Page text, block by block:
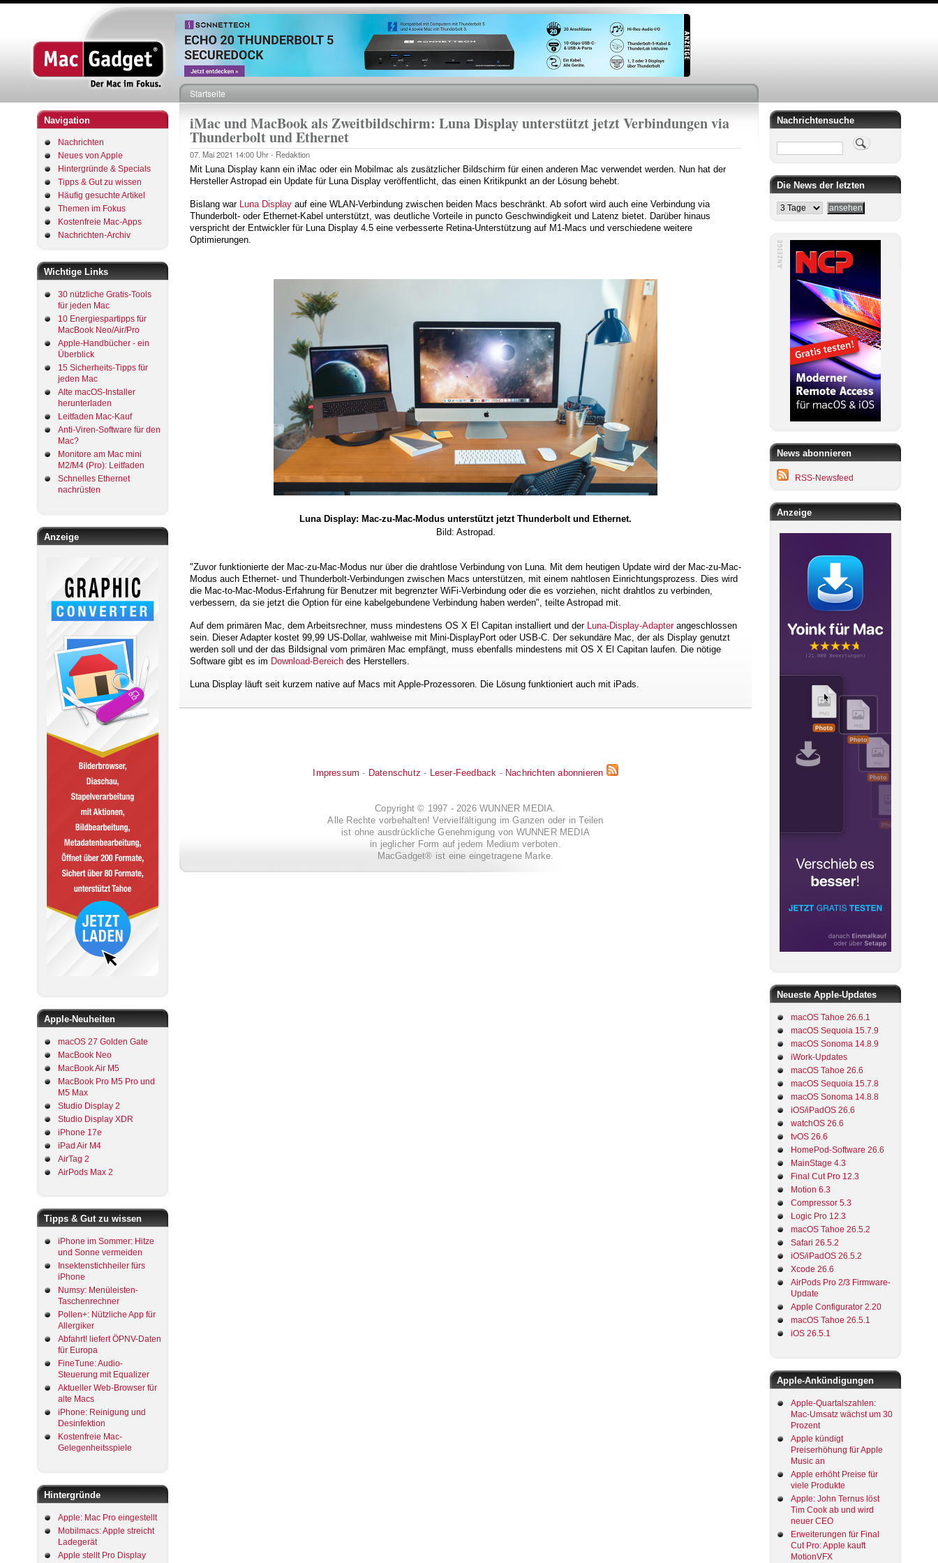
Direkt
zum
Inhalt
Navigation
Nachrichten
Neues von Apple
Hintergründe & Specials
Tipps & Gut zu wissen
Häufig gesuchte Artikel
Themen im Fokus
Kostenfreie Mac-Apps
Nachrichten-Archiv
Wichtige Links
30 nützliche Gratis-Tools
für jeden Mac
10 Energiespartipps für
MacBook Neo/Air/Pro
Apple-Handbücher - ein
Überblick
15 Sicherheits-Tipps für
jeden Mac
Alte macOS-Installer
herunterladen
Leitfaden Mac-Kauf
Anti-Viren-Software für den
Mac?
Monitore am Mac mini
M2/M4 (Pro): Leitfaden
Schnelles Ethernet
nachrüsten
Anzeige
Apple-Neuheiten
macOS 27 Golden Gate
MacBook Neo
MacBook Air M5
MacBook Pro M5 Pro und
M5 Max
Studio Display 2
Studio Display XDR
iPhone 17e
iPad Air M4
AirTag 2
AirPods Max 2
Tipps & Gut zu wissen
iPhone im Sommer: Hitze
und Sonne vermeiden
Insektenstichheiler fürs
iPhone
Numsy: Menüleisten-
Taschenrechner
Pollen+: Nützliche App für
Allergiker
Abfahrt! liefert ÖPNV-Daten
für Europa
FineTune: Audio-
Steuerung mit Equalizer
Aktueller Web-Browser für
alte Macs
iPhone: Reinigung und
Desinfektion
Kostenfreie Mac-
Gelegenheitsspiele
Hintergründe
Apple: Mac Pro eingestellt
Mobilmacs: Apple streicht
Ladegerät
Apple stellt Pro Display
Pfadnavigation
Startseite
iMac und MacBook als Zweitbildschirm: Luna Display unterstützt jetzt Verbindungen via
Thunderbolt und Ethernet
07. Mai 2021 14:00 Uhr - Redaktion
Mit Luna Display kann ein iMac oder ein Mobilmac als zusätzlicher Bildschirm für einen anderen Mac verwendet werden. Nun hat der
Hersteller Astropad ein Update für Luna Display veröffentlicht, das einen Kritikpunkt an der Lösung behebt.
Bislang war Luna Display auf eine WLAN-Verbindung zwischen beiden Macs beschränkt. Ab sofort wird auch eine Verbindung via
Thunderbolt- oder Ethernet-Kabel unterstützt, was deutliche Vorteile in puncto Geschwindigkeit und Latenz bietet. Darüber hinaus
verspricht der Entwickler für Luna Display 4.5 eine verbesserte Retina-Unterstützung auf M1-Macs und verschiedene weitere
Optimierungen.
Luna Display: Mac-zu-Mac-Modus unterstützt jetzt Thunderbolt und Ethernet.
Bild: Astropad.
"Zuvor funktionierte der Mac-zu-Mac-Modus nur über die drahtlose Verbindung von Luna. Mit dem heutigen Update wird der Mac-zu-Mac-
Modus auch Ethernet- und Thunderbolt-Verbindungen zwischen Macs unterstützen, mit einem nahtlosen Einrichtungsprozess. Dies wird
die Mac-to-Mac-Modus-Erfahrung für Benutzer mit begrenzter WiFi-Verbindung oder die es vorziehen, nicht drahtlos zu verbinden,
verbessern, da sie jetzt die Option für eine kabelgebundene Verbindung haben werden", teilte Astropad mit.
Auf dem primären Mac, dem Arbeitsrechner, muss mindestens OS X El Capitan installiert und der Luna-Display-Adapterangeschlossen
sein. Dieser Adapter kostet 99,99 US-Dollar, wahlweise mit Mini-DisplayPort oder USB-C. Der sekundäre Mac, der als Display genutzt
werden soll und der das Bildsignal vom primären Mac empfängt, muss ebenfalls mindestens mit OS X El Capitan laufen. Die nötige
Software gibt es im Download-Bereich des Herstellers.
Luna Display läuft seit kurzem native auf Macs mit Apple-Prozessoren. Die Lösung funktioniert auch mit iPads.
Impressum - Datenschutz - Leser-Feedback - Nachrichten abonnieren
Copyright © 1997 - 2026 WUNNER MEDIA.
Alle Rechte vorbehalten! Vervielfältigung im Ganzen oder in Teilen
ist ohne ausdrückliche Genehmigung von WUNNER MEDIA
in jeglicher Form auf jedem Medium verboten.
MacGadget® ist eine eingetragene Marke.
Nachrichtensuche
Suche
Die News der letzten
News abonnieren
RSS-Newsfeed
Anzeige
Neueste Apple-Updates
macOS Tahoe 26.6.1
macOS Sequoia 15.7.9
macOS Sonoma 14.8.9
iWork-Updates
macOS Tahoe 26.6
macOS Sequoia 15.7.8
macOS Sonoma 14.8.8
iOS/iPadOS 26.6
watchOS 26.6
tvOS 26.6
HomePod-Software 26.6
MainStage 4.3
Final Cut Pro 12.3
Motion 6.3
Compressor 5.3
Logic Pro 12.3
macOS Tahoe 26.5.2
Safari 26.5.2
iOS/iPadOS 26.5.2
Xcode 26.6
AirPods Pro 2/3 Firmware-
Update
Apple Configurator 2.20
macOS Tahoe 26.5.1
iOS 26.5.1
Apple-Ankündigungen
Apple-Quartalszahlen:
Mac-Umsatz wächst um 30
Prozent
Apple kündigt
Preiserhöhung für Apple
Music an
Apple erhöht Preise für
viele Produkte
Apple: John Ternus löst
Tim Cook ab und wird
neuer CEO
Erweiterungen für Final
Cut Pro: Apple kauft
MotionVFX